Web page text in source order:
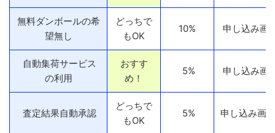
無料ダンボールの希
望無し
どっちで
もOK
10% 申し込み画
自動集荷サービス
の利用
おすす
め！
5% 申し込み画
査定結果自動承認
どっちで
もOK
5% 申し込み画